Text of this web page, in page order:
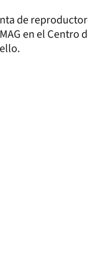
de
en el Centro